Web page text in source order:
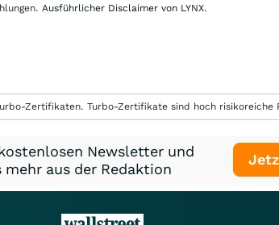
Ausführlicher Disclaimer von LYNX.
Zertifikaten. Turbo-Zertifikate sind hoch
Newsletter und
aus der Redaktion